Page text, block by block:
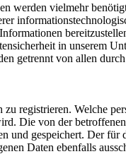
werden vielmehr
in unserem
getrennt von allen
registrieren. Welche
Die von der betroffenen
und gespeichert. Der für
Daten ebenfalls